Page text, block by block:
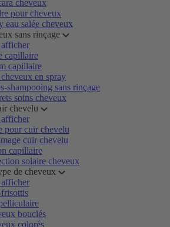
cheveux
pour cheveux
eau salée cheveux
sans rinçage
capillaire
capillaire
en spray
shampooing sans rinçage
soins cheveux
chevelu
pour cuir chevelu
cuir chevelu
capillaire
solaire cheveux
de cheveux
bouclés
colorés